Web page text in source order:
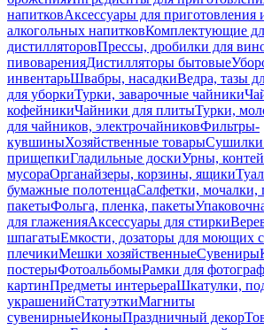
напитковАксессуары для приготовления
алкогольных напитковКомплектующие
дистилляторовПрессы, дробилки для
пивоваренияДистилляторы бытовые
инвентарьШвабры, насадкиВедра, тазы
для уборкиТурки, заварочные чайники
кофейникиЧайники для плитыТурки,
для чайников, электрочайниковФильтры-
кувшиныХозяйственные товарыСушилки
прищепкиГладильные доскиУрны,
мусораОрганайзеры, корзины, ящики
бумажные полотенцаСалфетки, мочалки,
пакетыФольга, пленка, пакеты
для глаженияАксессуары для стирки
шпагатыЕмкости, дозаторы для моющих
плечикиМешки хозяйственныеСувениры
постерыФотоальбомыРамки для
картинПредметы интерьераШкатулки,
украшенийСтатуэткиМагниты
сувенирныеИконыПраздничный декор